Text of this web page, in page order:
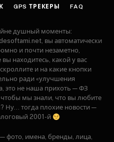
GPS ТРЕКЕРЫ FAQ
душный моменты:
вы автоматически
и почти незаметно,
вы находитесь, какой у вас
и на какие кнопки
ради «улучшения
это не наша прихоть — ФЗ
чтобы мы знали, что вы любите
Ну... тогда плохие новости —
2001-й
— фото, имена, бренды, лица,